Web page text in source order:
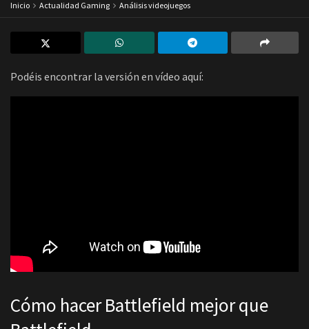
Inicio Actualidad Gaming Análisis videojuegos
Podéis encontrar la versión en vídeo aquí:
Cómo hacer Battlefield mejor que